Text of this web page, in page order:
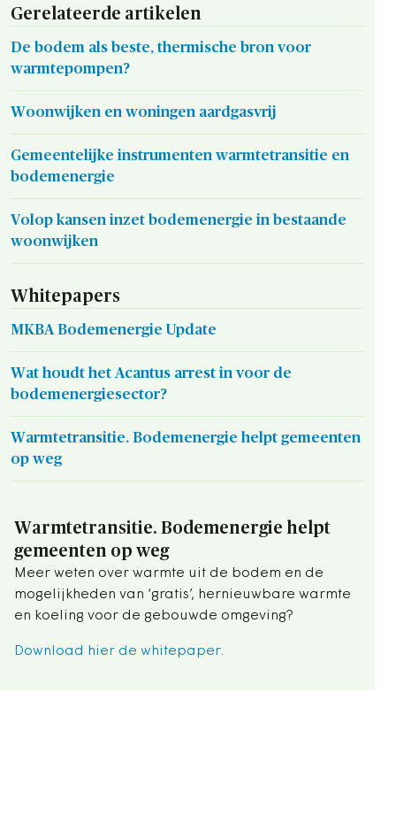
Gerelateerde artikelen
De bodem als beste, thermische bron voor
warmtepompen?
Woonwijken en woningen aardgasvrij
Gemeentelijke instrumenten warmtetransitie en
bodemenergie
Volop kansen inzet bodemenergie in bestaande
woonwijken
Whitepapers
MKBA Bodemenergie Update
Wat houdt het Acantus arrest in voor de
bodemenergiesector?
Warmtetransitie. Bodemenergie helpt gemeenten
op weg
Warmtetransitie. Bodemenergie helpt
gemeenten op weg
Meer weten over warmte uit de bodem en de
mogelijkheden van ‘gratis’, hernieuwbare warmte
en koeling voor de gebouwde omgeving?
Download hier de whitepaper.